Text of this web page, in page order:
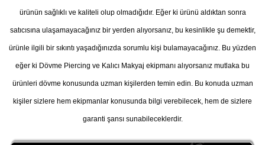
ürünün sağlıklı ve kaliteli olup olmadığıdır. Eğer ki ürünü aldıktan sonra
satıcısına ulaşamayacağınız bir yerden alıyorsanız, bu kesinlikle şu demektir,
ürünle ilgili bir sıkıntı yaşadığınızda sorumlu kişi bulamayacağınız. Bu yüzden
eğer ki Dövme Piercing ve Kalıcı Makyaj ekipmanı alıyorsanız mutlaka bu
ürünleri dövme konusunda uzman kişilerden temin edin. Bu konuda uzman
kişiler sizlere hem ekipmanlar konusunda bilgi verebilecek, hem de sizlere
garanti şansı sunabileceklerdir.